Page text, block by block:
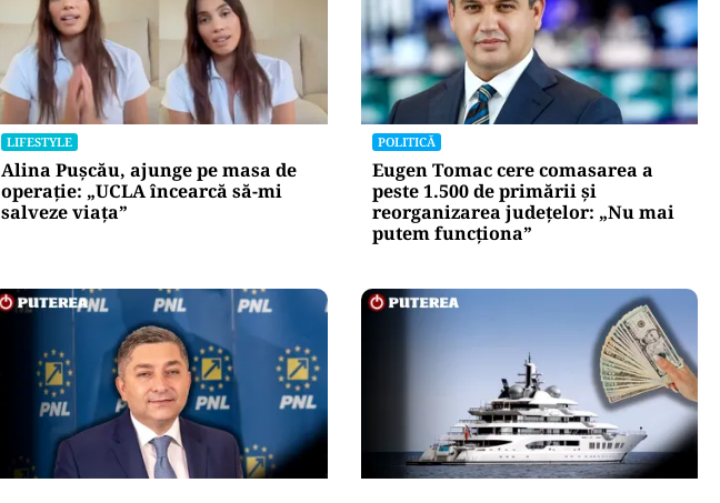
LIFESTYLE
Alina Pușcău, ajunge pe masa de
operație: „UCLA încearcă să-mi
salveze viața”
POLITICĂ
Eugen Tomac cere comasarea a
peste 1.500 de primării și
reorganizarea județelor: „Nu mai
putem funcționa”